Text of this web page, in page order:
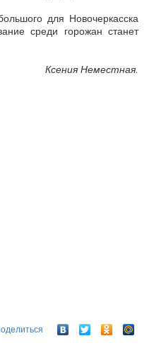
для Новочеркасска
среди горожан станет
Ксения Неместная.